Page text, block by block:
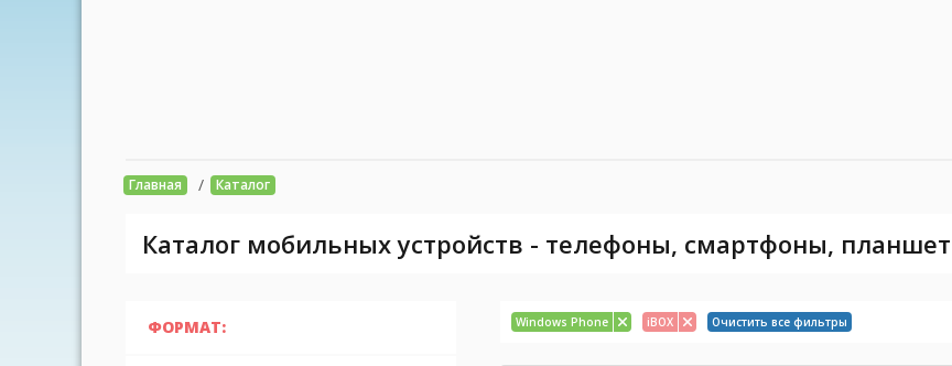
Главная / Каталог
Каталог мобильных устройств - телефоны, смартфоны,
ФОРМАТ: Windows Phone iBOX Очистить все фильтры